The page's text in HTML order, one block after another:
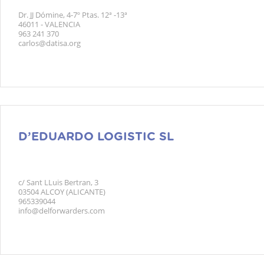
Dr. JJ Dómine, 4-7º Ptas. 12ª -13ª
46011 - VALENCIA
963 241 370
carlos@datisa.org
D’EDUARDO LOGISTIC SL
c/ Sant LLuis Bertran, 3
03504 ALCOY (ALICANTE)
965339044
info@delforwarders.com